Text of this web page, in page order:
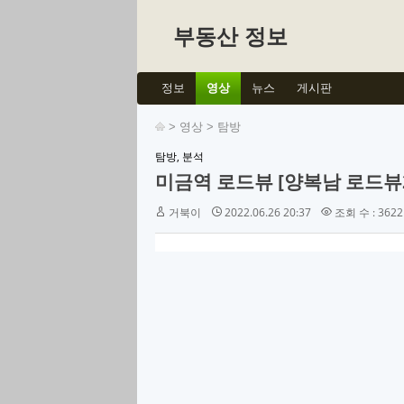
부동산 정보
정보 영상 뉴스 게시판
> 영상 > 탐방
탐방, 분석
미금역 로드뷰 [양복남 로드
거북이 2022.06.26 20:37 조회 수 : 3622